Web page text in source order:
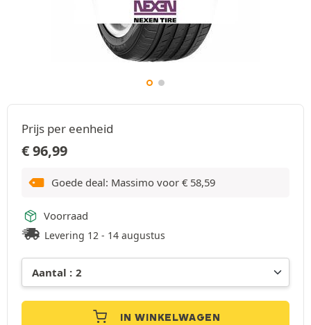
Prijs per eenheid
€96,99
Goede deal: Massimo voor € 58,59
Voorraad
Levering 12 - 14 augustus
IN WINKELWAGEN